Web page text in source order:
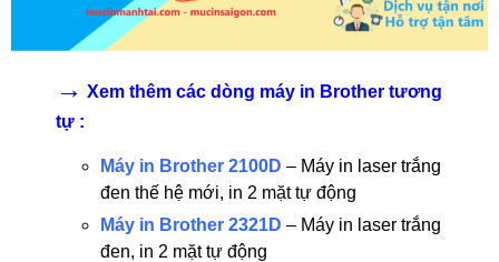
→ Xem thêm các dòng máy in Brother tương
tự :
Máy in Brother 2100D – Máy in laser trắng
đen thế hệ mới, in 2 mặt tự động
Máy in Brother 2321D – Máy in laser trắng
đen, in 2 mặt tự động